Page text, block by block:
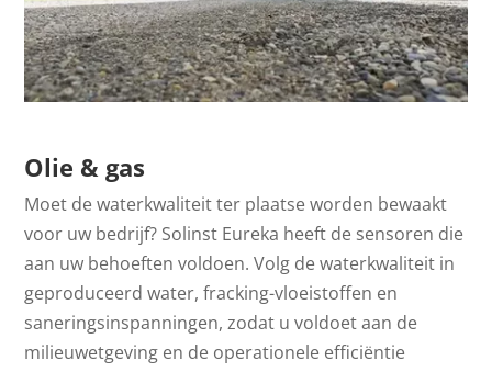
Olie & gas
Moet de waterkwaliteit ter plaatse worden bewaakt
voor uw bedrijf? Solinst Eureka heeft de sensoren die
aan uw behoeften voldoen. Volg de waterkwaliteit in
geproduceerd water, fracking-vloeistoffen en
saneringsinspanningen, zodat u voldoet aan de
milieuwetgeving en de operationele efficiëntie